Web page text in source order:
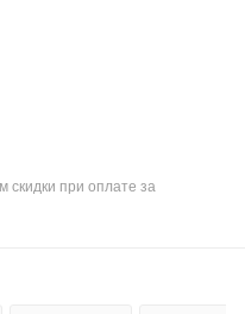
скидки при оплате за